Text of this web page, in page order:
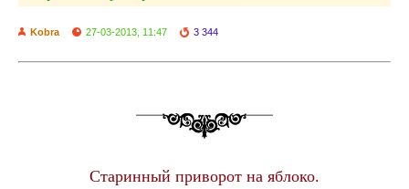
Kobra 27-03-2013, 11:47 3 344
Старинный приворот на яблоко.